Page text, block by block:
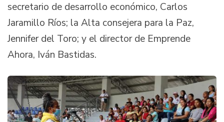
secretario de desarrollo económico, Carlos
Jaramillo Ríos; la Alta consejera para la Paz,
Jennifer del Toro; y el director de Emprende
Ahora, Iván Bastidas.